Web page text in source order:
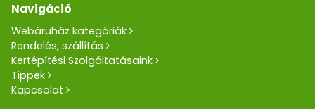
Navigáció
Webáruház kategóriák
Rendelés, szállítás
Kertépítési Szolgáltatásaink
Tippek
Kapcsolat